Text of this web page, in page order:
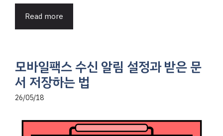
Read more
모바일팩스 수신 알림 설정과 받은 문
서 저장하는 법
26/05/18